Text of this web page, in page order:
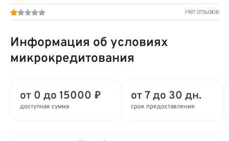
Нет отзывов
Информация об условиях
микрокредитования
от 0 до 15000 ₽
доступная сумма
от 7 до 30 дн.
срок предоставления